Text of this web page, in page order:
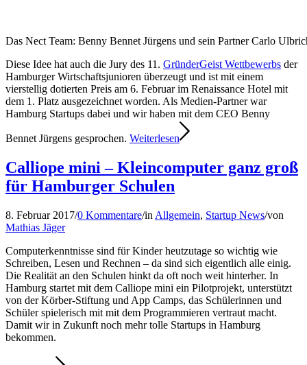
Das Nect Team: Benny Bennet Jürgens und sein Partner Carlo
Diese Idee hat auch die Jury des 11. GründerGeist Wettbewerbs der
Hamburger Wirtschaftsjunioren überzeugt und ist mit einem
vierstellig dotierten Preis am 6. Februar im Renaissance Hotel mit
dem 1. Platz ausgezeichnet worden. Als Medien-Partner war
Hamburg Startups dabei und wir haben mit dem CEO Benny
Bennet Jürgens gesprochen. Weiterlesen
Calliope mini – Kleincomputer ganz groß
für Hamburger Schulen
8. Februar 2017/0 Kommentare/in Allgemein, Startup News/von
Mathias Jäger
Computerkenntnisse sind für Kinder heutzutage so wichtig wie
Schreiben, Lesen und Rechnen – da sind sich eigentlich alle einig.
Die Realität an den Schulen hinkt da oft noch weit hinterher. In
Hamburg startet mit dem Calliope mini ein Pilotprojekt, unterstützt
von der Körber-Stiftung und App Camps, das Schülerinnen und
Schüler spielerisch mit mit dem Programmieren vertraut macht.
Damit wir in Zukunft noch mehr tolle Startups in Hamburg
bekommen.